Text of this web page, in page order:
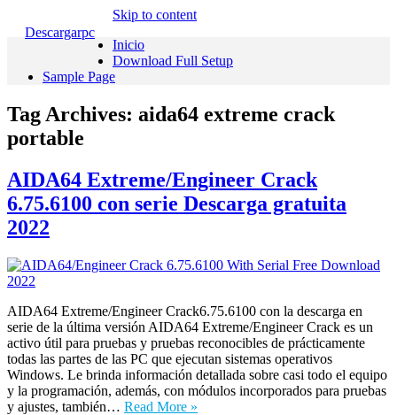
Descargarpc
Skip to content
Inicio
Download Full Setup
Sample Page
Tag Archives: aida64 extreme crack
portable
AIDA64 Extreme/Engineer Crack
6.75.6100 con serie Descarga gratuita
2022
AIDA64 Extreme/Engineer Crack6.75.6100 con la descarga en
serie de la última versión AIDA64 Extreme/Engineer Crack es un
activo útil para pruebas y pruebas reconocibles de prácticamente
todas las partes de las PC que ejecutan sistemas operativos
Windows. Le brinda información detallada sobre casi todo el equipo
y la programación, además, con módulos incorporados para pruebas
y ajustes, también… Read More »